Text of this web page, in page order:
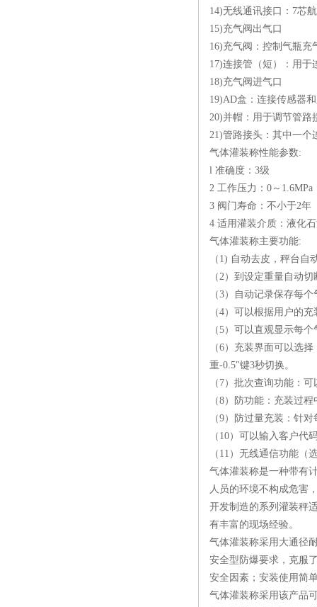
14)无线通讯接口：7芯
15)充气阀出气口
16)充气阀：控制气瓶充
17)连接管（短）：用于
18)充气阀进气口
19)AD盒：连接传感器
20)并帽：用于调节管路
21)管路接头：其中一个
气体灌装称性能参数:
l 准确度：3级
2 工作压力：0～1.6MPa
3 阀门寿命：不小于2年
4 适用灌装介质：液化
气体灌装称主要功能:
（1) 自动去皮，秤台
（2）到设定重量自动
（3）自动记录保存每
（4）可以根据用户的
（5）可以直观显示每
（6）充装界面可以选
重-0.5"键3秒切换。
（7）批次查询功能：
（8）防功能：充装过
（9）防过量充装：针
（10）可以输入客户
（11）无线通信功能
气体灌装称是一种带有
人员的环境不构成危害
开发制造的系列灌装秤
有丰富的现场经验。
气体灌装称采用大通径
安全型防爆要求，克服
安全因素；安装使用简
气体灌装称采用该产品